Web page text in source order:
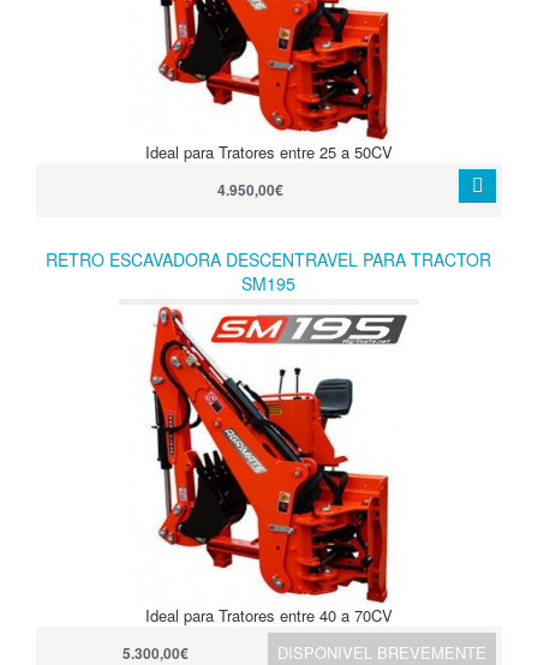
Ideal para Tratores entre 25 a 50CV
4.950,00€
RETRO ESCAVADORA DESCENTRAVEL PARA TRACTOR
SM195
Ideal para Tratores entre 40 a 70CV
DISPONIVEL BREVEMENTE
5.300,00€